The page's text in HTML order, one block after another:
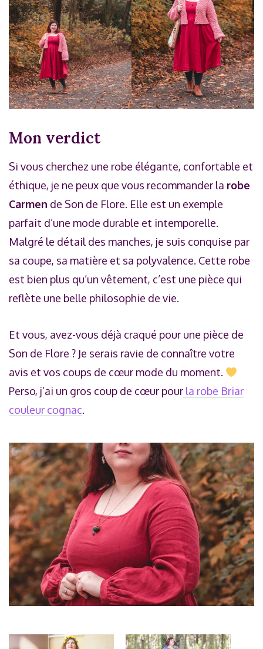
Mon verdict
Si vous cherchez une robe élégante, confortable et
éthique, je ne peux que vous recommander la robe
Carmen de Son de Flore. Elle est un exemple
parfait d’une mode durable et intemporelle.
Malgré le détail des manches, je suis conquise par
sa coupe, sa matière et sa polyvalence. Cette robe
est bien plus qu’un vêtement, c’est une pièce qui
reflète une belle philosophie de vie.
Et vous, avez-vous déjà craqué pour une pièce de
Son de Flore ? Je serais ravie de connaître votre
avis et vos coups de cœur mode du moment.
Perso, j’ai un gros coup de cœur pour la robe Briar
couleur cognac.